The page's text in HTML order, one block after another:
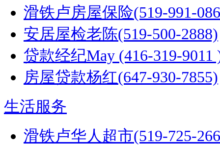
滑铁卢房屋保险(519-991-
安居屋检老陈(519-500-2888)
贷款经纪May (416-319-9011
房屋贷款杨红(647-930-7855)
生活服务
滑铁卢华人超市(519-725-